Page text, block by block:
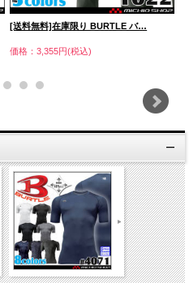
[送料無料]在庫限り BURTLE バ…
価格：3,355円(税込)